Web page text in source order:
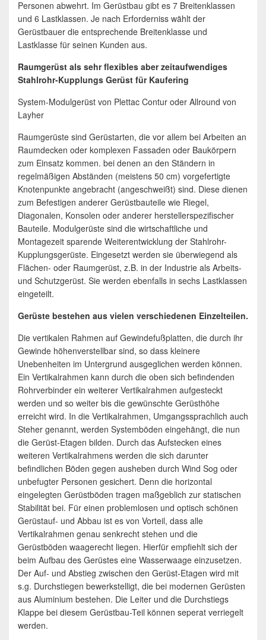
Personen abwehrt. Im Gerüstbau gibt es 7 Breitenklassen
und 6 Lastklassen. Je nach Erforderniss wählt der
Gerüstbauer die entsprechende Breitenklasse und
Lastklasse für seinen Kunden aus.
Raumgerüst als sehr flexibles aber zeitaufwendiges
Stahlrohr-Kupplungs Gerüst für Kaufering
System-Modulgerüst von Plettac Contur oder Allround von
Layher
Raumgerüste sind Gerüstarten, die vor allem bei Arbeiten an
Raumdecken oder komplexen Fassaden oder Baukörpern
zum Einsatz kommen. bei denen an den Ständern in
regelmäßigen Abständen (meistens 50 cm) vorgefertigte
Knotenpunkte angebracht (angeschweißt) sind. Diese dienen
zum Befestigen anderer Gerüstbauteile wie Riegel,
Diagonalen, Konsolen oder anderer herstellerspezifischer
Bauteile. Modulgerüste sind die wirtschaftliche und
Montagezeit sparende Weiterentwicklung der Stahlrohr-
Kupplungsgerüste. Eingesetzt werden sie überwiegend als
Flächen- oder Raumgerüst, z.B. in der Industrie als Arbeits-
und Schutzgerüst. Sie werden ebenfalls in sechs Lastklassen
eingeteilt.
Gerüste bestehen aus vielen verschiedenen Einzelteilen.
Die vertikalen Rahmen auf Gewindefußplatten, die durch ihr
Gewinde höhenverstellbar sind, so dass kleinere
Unebenheiten im Untergrund ausgeglichen werden können.
Ein Vertikalrahmen kann durch die oben sich befindenden
Rohrverbinder ein weiterer Vertikalrahmen aufgesteckt
werden und so weiter bis die gewünschte Gerüsthöhe
erreicht wird. In die Vertikalrahmen, Umgangssprachlich auch
Steher genannt, werden Systemböden eingehängt, die nun
die Gerüst-Etagen bilden. Durch das Aufstecken eines
weiteren Vertikalrahmens werden die sich darunter
befindlichen Böden gegen ausheben durch Wind Sog oder
unbefugter Personen gesichert. Denn die horizontal
eingelegten Gerüstböden tragen maßgeblich zur statischen
Stabilität bei. Für einen problemlosen und optisch schönen
Gerüstauf- und Abbau ist es von Vorteil, dass alle
Vertikalrahmen genau senkrecht stehen und die
Gerüstböden waagerecht liegen. Hierfür empfiehlt sich der
beim Aufbau des Gerüstes eine Wasserwaage einzusetzen.
Der Auf- und Abstieg zwischen den Gerüst-Etagen wird mit
s.g. Durchstiegen bewerkstelligt, die bei modernen Gerüsten
aus Aluminium bestehen. Die Leiter und die Durchstiegs
Klappe bei diesem Gerüstbau-Teil können seperat verriegelt
werden.